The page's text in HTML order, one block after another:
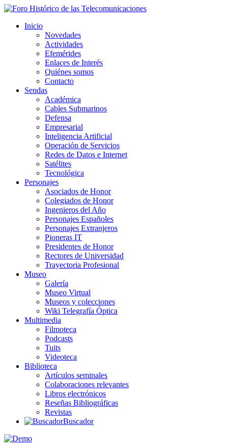
Inicio
Novedades
Actividades
Efemérides
Enlaces de Interés
Quiénes somos
Contacto
Sendas
Académica
Cables Submarinos
Defensa
Empresarial
Inteligencia Artificial
Operación de Servicios
Redes de Datos e Internet
Satélites
Tecnológica
Personajes
Asociados de Honor
Colegiados de Honor
Ingenieros del Año
Personajes Españoles
Personajes Extranjeros
Pioneras IT
Presidentes de Honor
Rectores de Universidad
Trayectoria Profesional
Museo
Galería
Museo Virtual
Museos y colecciones
Wiki Telegrafía Óptica
Multimedia
Filmoteca
Podcasts
Tuits
Videoteca
Biblioteca
Artículos seminales
Colaboraciones relevantes
Libros electrónicos
Reseñas Bibliográficas
Revistas
Buscador